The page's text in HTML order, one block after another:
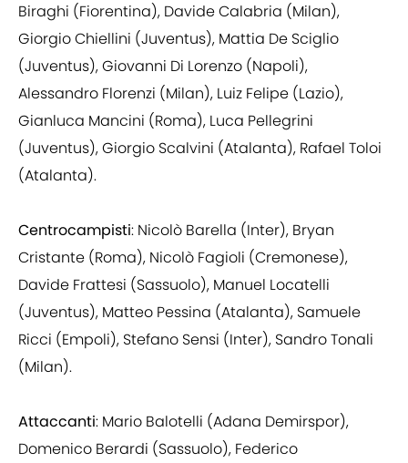
Biraghi (Fiorentina), Davide Calabria (Milan),
Giorgio Chiellini (Juventus), Mattia De Sciglio
(Juventus), Giovanni Di Lorenzo (Napoli),
Alessandro Florenzi (Milan), Luiz Felipe (Lazio),
Gianluca Mancini (Roma), Luca Pellegrini
(Juventus), Giorgio Scalvini (Atalanta), Rafael Toloi
(Atalanta).
Centrocampisti: Nicolò Barella (Inter), Bryan
Cristante (Roma), Nicolò Fagioli (Cremonese),
Davide Frattesi (Sassuolo), Manuel Locatelli
(Juventus), Matteo Pessina (Atalanta), Samuele
Ricci (Empoli), Stefano Sensi (Inter), Sandro Tonali
(Milan).
Attaccanti: Mario Balotelli (Adana Demirspor),
Domenico Berardi (Sassuolo), Federico